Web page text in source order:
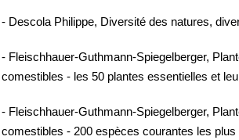
- Descola Philippe, Diversité des natures,
- Fleischhauer-Guthmann-Spiegelberger,
comestibles - les 50 plantes essentielles et
- Fleischhauer-Guthmann-Spiegelberger,
comestibles - 200 espèces courantes les plus